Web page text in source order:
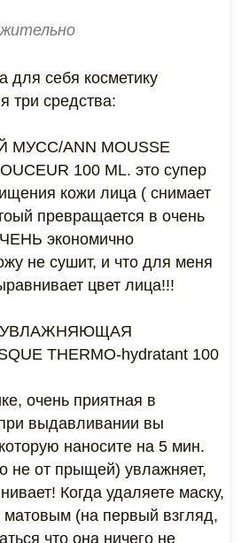
для себя косметику
три средства:
ANN MOUSSE
100 ML. это супер
кожи лица ( снимает
превращается в очень
экономично
не сушит, и что для меня
цвет лица!!!
УВЛАЖНЯЮЩАЯ
THERMO-hydratant 100
очень приятная в
выдавливании вы
наносите на 5 мин.
не от прыщей) увлажняет,
Когда удаляете маску,
матовым (на первый взгляд,
что она ничего не